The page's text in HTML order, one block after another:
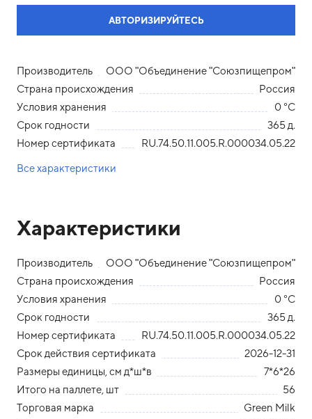
АВТОРИЗИРУЙТЕСЬ
Производитель
ООО "Объединение "Союзпищепром"
Страна происхождения
Россия
Условия хранения
0 °С
Срок годности
365 д.
Номер сертификата
RU.74.50.11.005.R.000034.05.22
Все характеристики
Характеристики
Производитель
ООО "Объединение "Союзпищепром"
Страна происхождения
Россия
Условия хранения
0 °С
Срок годности
365 д.
Номер сертификата
RU.74.50.11.005.R.000034.05.22
Срок действия сертификата
2026-12-31
Размеры единицы, см д*ш*в
7*6*26
Итого на паллете, шт
56
Торговая марка
Green Milk